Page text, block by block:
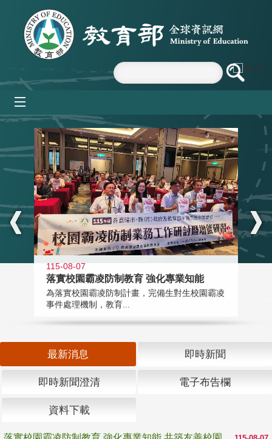
跳到主要內容區塊
:::
115-08-07
落實校園霸凌防制教育 強化專業知能
為落實校園霸凌防制計畫，完備生對生校園霸凌
事件處理機制，教育...
最新消息 即時新聞
即時新聞澄清 電子布告欄
資料下載